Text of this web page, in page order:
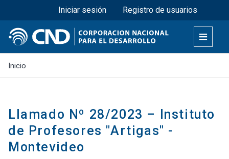
Pasar
al
contenido
principal
Menú superior
Iniciar sesión Registro de usuarios
Inicio
Llamado Nº 28/2023 – Instituto
de Profesores "Artigas" -
Montevideo